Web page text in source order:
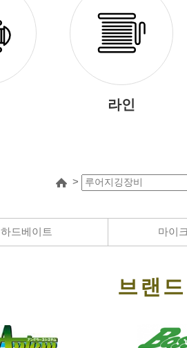
라인
>
하드베이트 마이
브랜